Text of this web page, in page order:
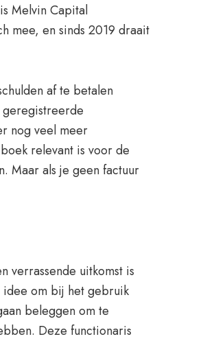
Melvin Capital
mee, en sinds 2019 draait
af te betalen
geregistreerde
nog veel meer
relevant is voor de
Maar als je geen factuur
verrassende uitkomst is
idee om bij het gebruik
beleggen om te
Deze functionaris